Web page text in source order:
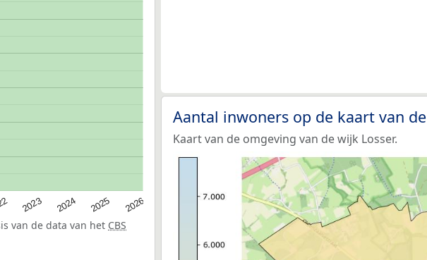
2023 2024 2025 2026
van de data van het CBS
Aantal inwoners op de kaart van
Kaart van de omgeving van de wijk Losser.